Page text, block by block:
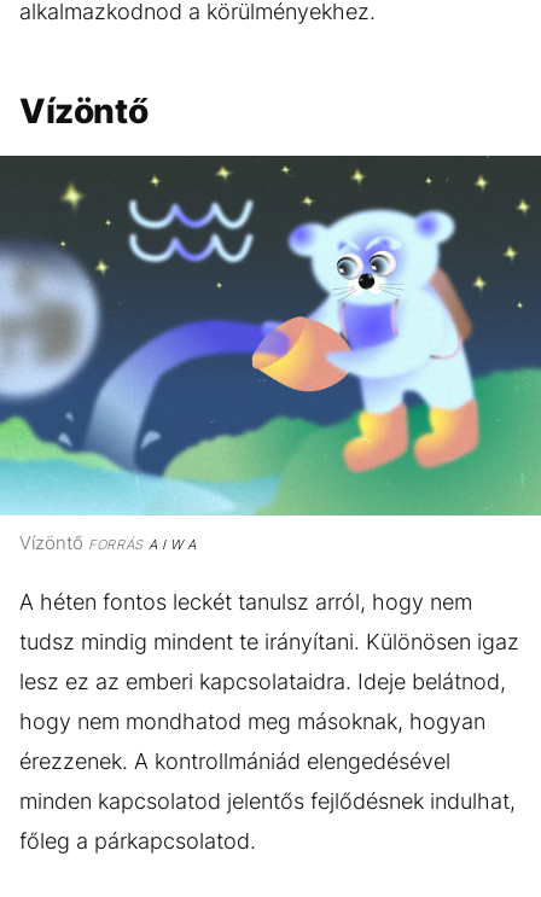
alkalmazkodnod a körülményekhez.
Vízöntő
Vízöntő FORRÁSA I W A
A héten fontos leckét tanulsz arról, hogy nem
tudsz mindig mindent te irányítani. Különösen igaz
lesz ez az emberi kapcsolataidra. Ideje belátnod,
hogy nem mondhatod meg másoknak, hogyan
érezzenek. A kontrollmániád elengedésével
minden kapcsolatod jelentős fejlődésnek indulhat,
főleg a párkapcsolatod.